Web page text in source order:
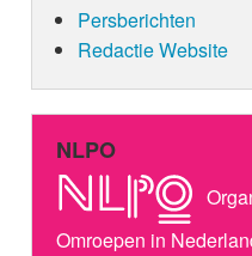
Persberichten
Redactie Website
NLPO
Omroepen in